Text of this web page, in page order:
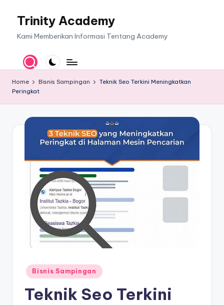
Trinity Academy
Kami Memberikan Informasi Tentang Academy
Home Bisnis Sampingan
Teknik Seo Terkini Meningkatkan
Peringkat
Posted
in
Bisnis Sampingan
Teknik Seo Terkini